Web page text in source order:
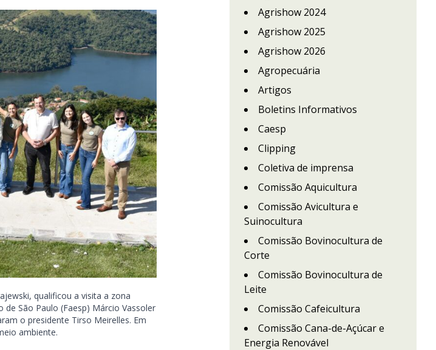
qualificou a visita a zona
São Paulo (Faesp) Márcio Vassoler
o presidente Tirso Meirelles. Em
ambiente.
Agrishow 2024
Agrishow 2025
Agrishow 2026
Agropecuária
Artigos
Boletins Informativos
Caesp
Clipping
Coletiva de imprensa
Comissão Aquicultura
Comissão Avicultura e
Suinocultura
Comissão Bovinocultura de
Corte
Comissão Bovinocultura de
Leite
Comissão Cafeicultura
Comissão Cana-de-Açúcar e
Energia Renovável